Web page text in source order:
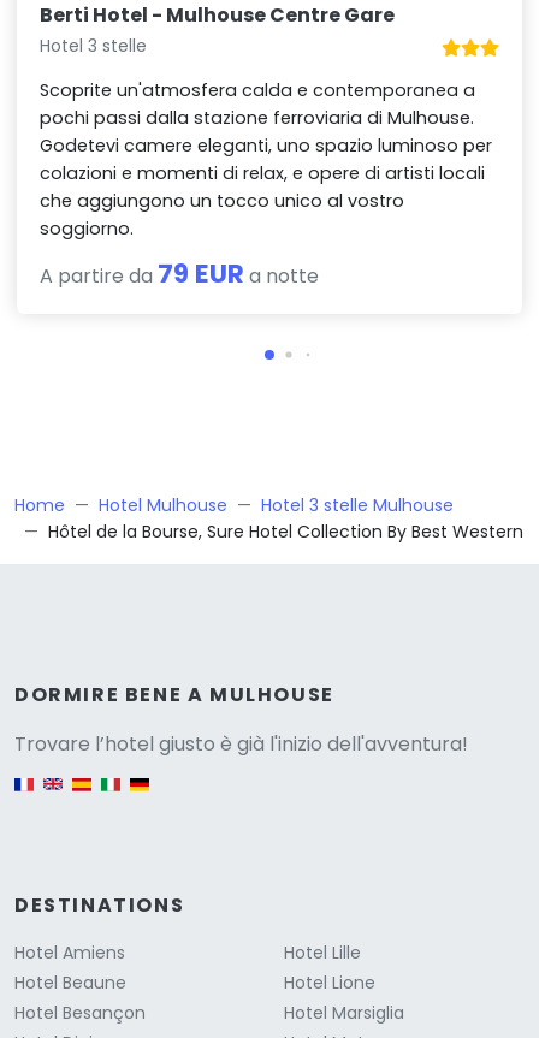
Berti Hotel - Mulhouse Centre Gare
Hotel 3 stelle
Scoprite un'atmosfera calda e contemporanea a
pochi passi dalla stazione ferroviaria di Mulhouse.
Godetevi camere eleganti, uno spazio luminoso per
colazioni e momenti di relax, e opere di artisti locali
che aggiungono un tocco unico al vostro
soggiorno.
A partire da 79 EUR a notte
Home Hotel Mulhouse
Hotel 3 stelle Mulhouse
Hôtel de la Bourse, Sure Hotel Collection By Best Western
DORMIRE BENE A MULHOUSE
Trovare l’hotel giusto è già l'inizio dell'avventura!
English version
DESTINATIONS
Hotel Amiens
Hotel Beaune
Hotel Besançon
Hotel Lille
Hotel Lione
Hotel Marsiglia